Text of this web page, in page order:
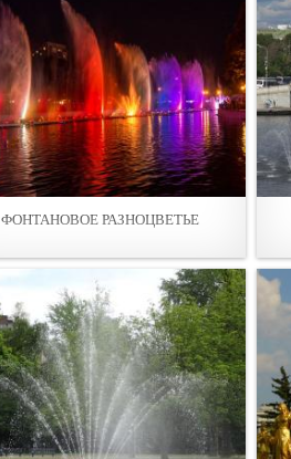
ФОНТАНОВОЕ РАЗНОЦВЕТЬЕ